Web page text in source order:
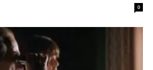
0